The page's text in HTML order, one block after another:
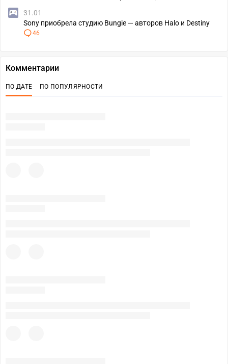
31.01
Sony приобрела студию Bungie — авторов Halo и Destiny
46
Комментарии
ПО ДАТЕ ПО ПОПУЛЯРНОСТИ